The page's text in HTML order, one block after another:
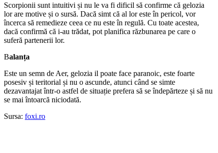
Scorpionii sunt intuitivi și nu le va fi dificil să confirme că gelozia
lor are motive și o sursă. Dacă simt că al lor este în pericol, vor
încerca să remedieze ceea ce nu este în regulă. Cu toate acestea,
dacă confirmă că i-au trădat, pot planifica răzbunarea pe care o
suferă partenerii lor.
Balanța
Este un semn de Aer, gelozia il poate face paranoic, este foarte
posesiv și teritorial și nu o ascunde, atunci când se simte
dezavantajat într-o astfel de situație prefera să se îndepărteze și să nu
se mai întoarcă niciodată.
Sursa: foxi.ro